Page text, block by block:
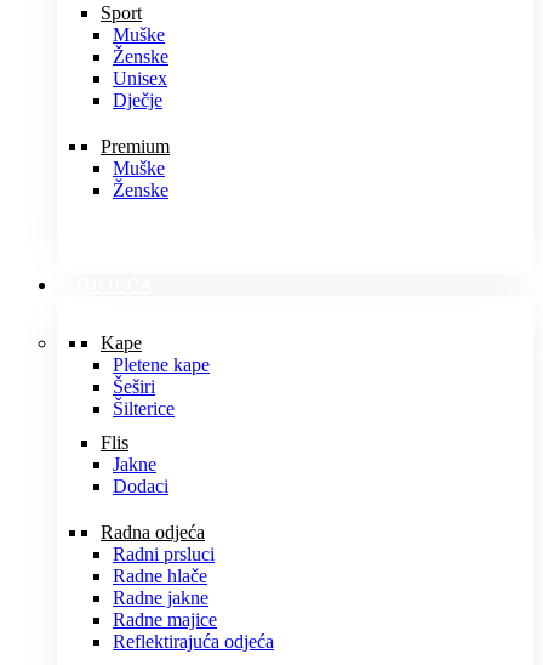
Sport
Muške
Ženske
Unisex
Dječje
Premium
Muške
Ženske
Kape
Pletene kape
Šeširi
Šilterice
Flis
Jakne
Dodaci
Radna odjeća
Radni prsluci
Radne hlače
Radne jakne
Radne majice
Reflektirajuća odjeća